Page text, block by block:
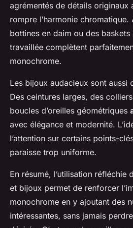
agrémentés de détails originaux
rompre l’harmonie chromatique.
bottines en daim ou des
travaillée complètent
monochrome.
Les bijoux audacieux sont aussi
Des ceintures larges, des
boucles d’oreilles géométriques
avec élégance et modernité.
l’attention sur certains points-
paraisse trop uniforme.
En résumé, l’utilisation réfléchie
et bijoux permet de renforcer
monochrome en y ajoutant des
intéressantes, sans jamais